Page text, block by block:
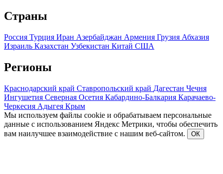
Страны
Россия Турция Иран Азербайджан Армения Грузия Абхазия
Израиль Казахстан Узбекистан Китай США
Регионы
Краснодарский край Ставропольский край Дагестан Чечня
Ингушетия Северная Осетия Кабардино-Балкария Карачаево-
Черкесия Адыгея Крым
Мы используем файлы cookie и обрабатываем персональные
данные с использованием Яндекс Метрики, чтобы обеспечить
вам наилучшее взаимодействие с нашим веб-сайтом.
ОК